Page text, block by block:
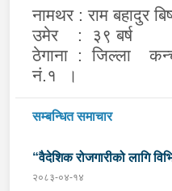
नामथर : राम बहादुर
उमेर: ३९ बर्ष
ठेगाना :जिल्ला
नं.१ ।
सम्बन्धित समाचार
“वैदेशिक रोजगारीको लागि
गर्ने व्यक्तिहरु पक्राउ"
२०८३-०४-१४